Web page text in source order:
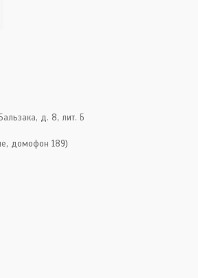
д. 8, лит. Б
домофон 189)